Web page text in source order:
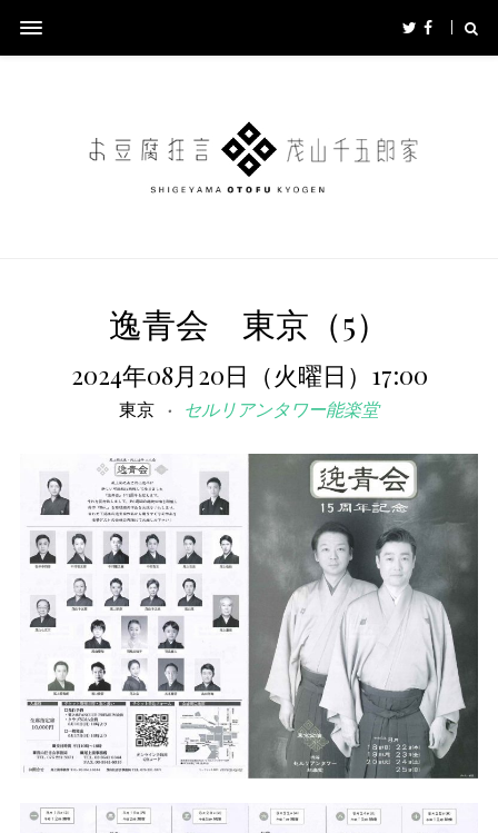
逸青会 東京（5）
2024年08月20日（火曜日）17:00
東京 セルリアンタワー能楽堂